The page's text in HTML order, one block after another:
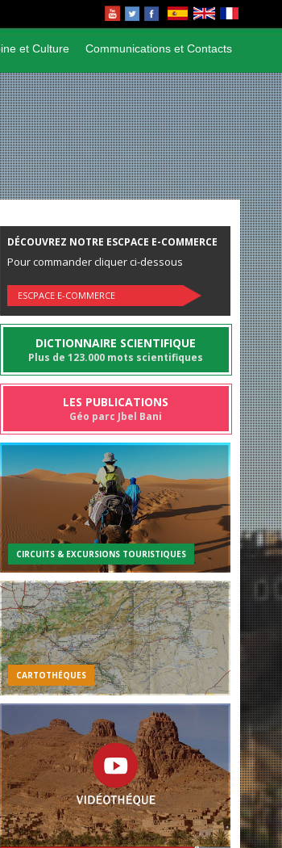
et Culture Communications et Contacts
DÉCOUVREZ NOTRE ESCPACE E-COMMERCE
Pour commander cliquer ci-dessous
ESCPACE E-COMMERCE
DICTIONNAIRE SCIENTIFIQUE
Plus de 123.000 mots scientifiques
LES PUBLICATIONS
Géo parc Jbel Bani
CIRCUITS & EXCURSIONS TOURISTIQUES
CARTOTHÉQUES